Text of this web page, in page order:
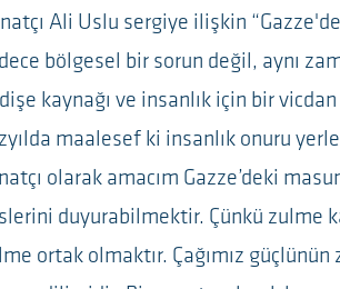
Ali Uslu sergiye ilişkin
bölgesel bir sorun değil, aynı
kaynağı ve insanlık için bir vicdan
maalesef ki insanlık onuru
olarak amacım Gazze’deki
duyurabilmektir. Çünkü zulme
ortak olmaktır. Çağımız güçlünün